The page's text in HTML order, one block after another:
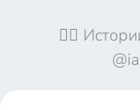
🤦‍♀️